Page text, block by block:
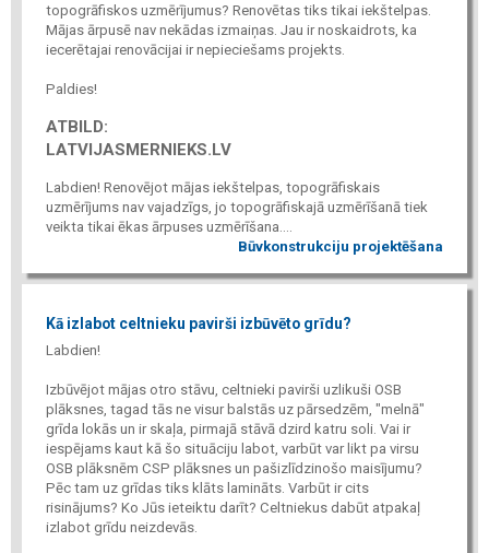
topogrāfiskos uzmērījumus? Renovētas tiks tikai iekštelpas.
Mājas ārpusē nav nekādas izmaiņas. Jau ir noskaidrots, ka
iecerētajai renovācijai ir nepieciešams projekts.
Paldies!
ATBILD:
LATVIJASMERNIEKS.LV
Labdien! Renovējot mājas iekštelpas, topogrāfiskais
uzmērījums nav vajadzīgs, jo topogrāfiskajā uzmērīšanā tiek
veikta tikai ēkas ārpuses uzmērīšana....
Būvkonstrukciju projektēšana
Kā izlabot celtnieku pavirši izbūvēto grīdu?
Labdien!
Izbūvējot mājas otro stāvu, celtnieki pavirši uzlikuši OSB
plāksnes, tagad tās ne visur balstās uz pārsedzēm, "melnā"
grīda lokās un ir skaļa, pirmajā stāvā dzird katru soli. Vai ir
iespējams kaut kā šo situāciju labot, varbūt var likt pa virsu
OSB plāksnēm CSP plāksnes un pašizlīdzinošo maisījumu?
Pēc tam uz grīdas tiks klāts lamināts. Varbūt ir cits
risinājums? Ko Jūs ieteiktu darīt? Celtniekus dabūt atpakaļ
izlabot grīdu neizdevās.